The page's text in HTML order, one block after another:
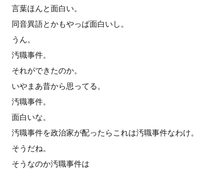
言葉ほんと面白い。
同音異語とかもやっぱ面白いし。
うん。
汚職事件。
それができたのか。
いやまあ昔から思ってる。
汚職事件。
面白いな。
汚職事件を政治家が配ったらこれは汚職事件なわけ。
そうだね。
そうなのか汚職事件は